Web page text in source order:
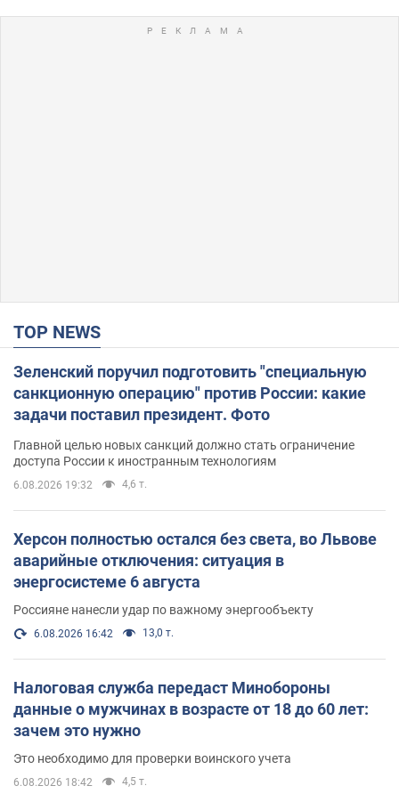
TOP NEWS
Зеленский поручил подготовить "специальную
санкционную операцию" против России: какие
задачи поставил президент. Фото
Главной целью новых санкций должно стать ограничение
доступа России к иностранным технологиям
6.08.2026 19:32 4,6 т.
Херсон полностью остался без света, во Львове
аварийные отключения: ситуация в
энергосистеме 6 августа
Россияне нанесли удар по важному энергообъекту
6.08.2026 16:42 13,0 т.
Налоговая служба передаст Минобороны
данные о мужчинах в возрасте от 18 до 60 лет:
зачем это нужно
Это необходимо для проверки воинского учета
6.08.2026 18:42 4,5 т.